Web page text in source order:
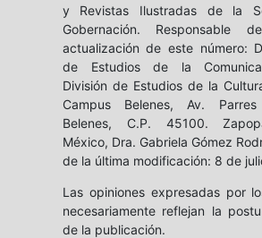
y Revistas Ilustradas de la
Gobernación. Responsable
actualización de este número:
de Estudios de la
División de Estudios de la
Campus Belenes, Av.
Belenes, C.P. 45100.
México, Dra. Gabriela Gómez
de la última modificación: 8 de
Las opiniones expresadas por
necesariamente reflejan la
de la publicación.